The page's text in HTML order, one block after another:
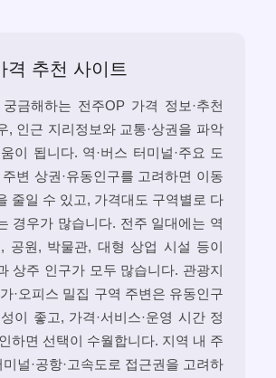
격 추천 사이트
금해하는 전주OP 가격 정보·추천
, 인근 지리정보와 교통·상권을 파악
이 됩니다. 역·버스 터미널·주요 도
변 상권·유동인구를 고려하면 이동
줄일 수 있고, 가격대도 구역별로 다
경우가 많습니다. 전주 일대에는 역
, 공원, 박물관, 대형 상업 시설 등이
상주 인구가 모두 많습니다. 관광지
·오피스 밀집 구역 주변은 유동인구
이 좋고, 가격·서비스·운영 시간 정
하면 선택이 수월합니다. 지역 내 주
미널·공항·고속도로 접근권을 고려하